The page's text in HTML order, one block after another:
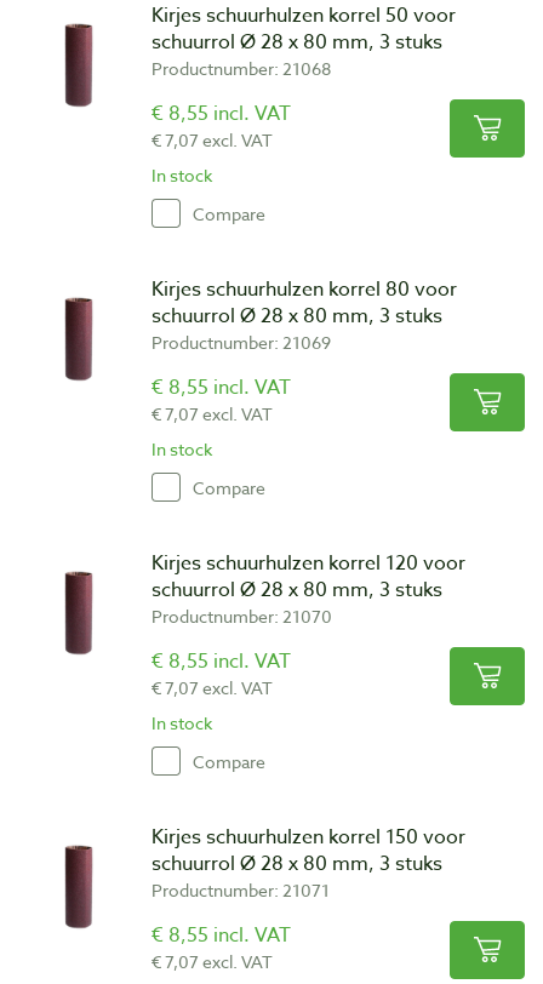
Kirjes schuurhulzen korrel 50 voor
schuurrol Ø 28 x 80 mm, 3 stuks
Productnumber: 21068
€ 8,55 incl. VAT
€ 7,07 excl. VAT
In stock
Compare
Kirjes schuurhulzen korrel 80 voor
schuurrol Ø 28 x 80 mm, 3 stuks
Productnumber: 21069
€ 8,55 incl. VAT
€ 7,07 excl. VAT
In stock
Compare
Kirjes schuurhulzen korrel 120 voor
schuurrol Ø 28 x 80 mm, 3 stuks
Productnumber: 21070
€ 8,55 incl. VAT
€ 7,07 excl. VAT
In stock
Compare
Kirjes schuurhulzen korrel 150 voor
schuurrol Ø 28 x 80 mm, 3 stuks
Productnumber: 21071
€ 8,55 incl. VAT
€ 7,07 excl. VAT